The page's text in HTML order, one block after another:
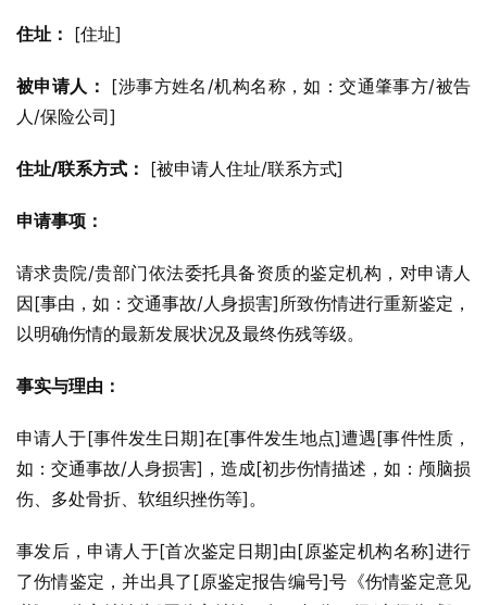
住址： [住址]
被申请人： [涉事方姓名/机构名称，如：交通肇事方/被告
人/保险公司]
住址/联系方式： [被申请人住址/联系方式]
申请事项：
请求贵院/贵部门依法委托具备资质的鉴定机构，对申请人
因[事由，如：交通事故/人身损害]所致伤情进行重新鉴定，
以明确伤情的最新发展状况及最终伤残等级。
事实与理由：
申请人于[事件发生日期]在[事件发生地点]遭遇[事件性质，
如：交通事故/人身损害]，造成[初步伤情描述，如：颅脑损
伤、多处骨折、软组织挫伤等]。
事发后，申请人于[首次鉴定日期]由[原鉴定机构名称]进行
了伤情鉴定，并出具了[原鉴定报告编号]号《伤情鉴定意见